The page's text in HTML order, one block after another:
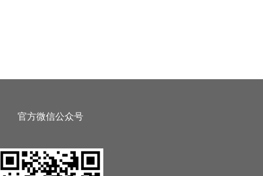
官方微信公众号